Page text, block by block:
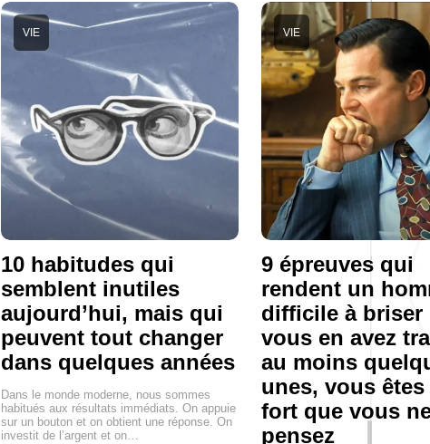
10 habitudes qui
semblent inutiles
aujourd’hui, mais qui
peuvent tout changer
dans quelques années
VIE
Dans le monde moderne, nous sommes
habitués aux résultats immédiats. On appuie
sur un bouton et on obtient une réponse. On
investit de l’argent et on…
9 épreuves qui
rendent un
difficile à briser
vous en avez
au moins
unes, vous
fort que vous
pensez
VIE